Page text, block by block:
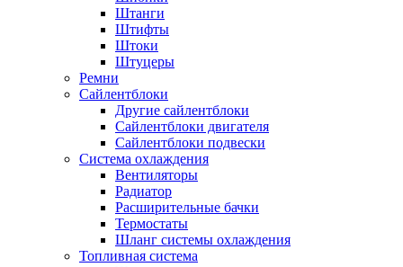
Штанги
Штифты
Штоки
Штуцеры
Ремни
Сайлентблоки
Другие сайлентблоки
Сайлентблоки двигателя
Сайлентблоки подвески
Система охлаждения
Вентиляторы
Радиатор
Расширительные бачки
Термостаты
Шланг системы охлаждения
Топливная система